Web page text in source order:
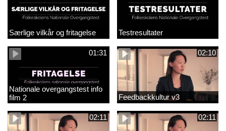
Særlige vilkår og fritagelse Testresultater
01:31
Nationale overgangstest info
film 2
02:10
Feedbackkultur v3
02:11 02:11